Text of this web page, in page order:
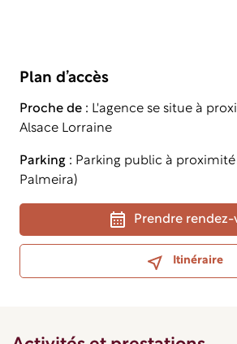
Plan d’accès
Proche de : L'agence se situe à
Alsace Lorraine
Parking : Parking public à proximité
Palmeira)
Prendre rendez-
Itinéraire